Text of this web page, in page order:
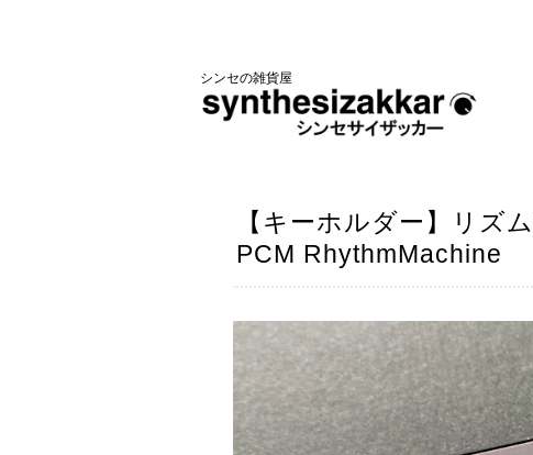
シンセの雑貨屋
【キーホルダー】リズ
PCM RhythmMachine